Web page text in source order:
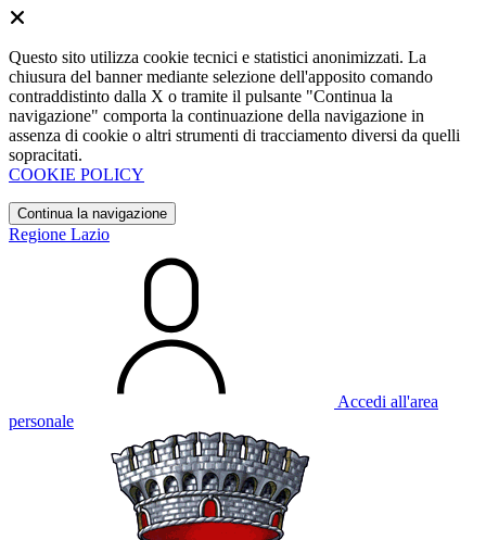
Questo sito utilizza cookie tecnici e statistici anonimizzati. La
chiusura del banner mediante selezione dell'apposito comando
contraddistinto dalla X o tramite il pulsante "Continua la
navigazione" comporta la continuazione della navigazione in
assenza di cookie o altri strumenti di tracciamento diversi da quelli
sopracitati.
COOKIE POLICY
Continua la navigazione
Regione Lazio
Accedi all'area
personale